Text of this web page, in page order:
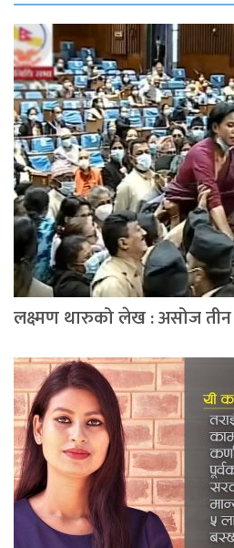
लक्ष्मण थारुको लेख : असोज तीन